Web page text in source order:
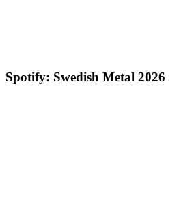
Spotify: Swedish Metal 2026